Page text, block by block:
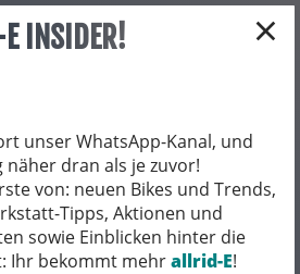
×
INSIDER!
unser WhatsApp-Kanal, und
dran als je zuvor!
von: neuen Bikes und Trends,
Tipps, Aktionen und
sowie Einblicken hinter die
Ihr bekommt mehrallrid-E!
QIO & UTO